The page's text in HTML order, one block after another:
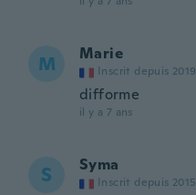
M Marie
Inscrit depuis 2019
difforme
il y a 7 ans
S Syma
Inscrit depuis 2015